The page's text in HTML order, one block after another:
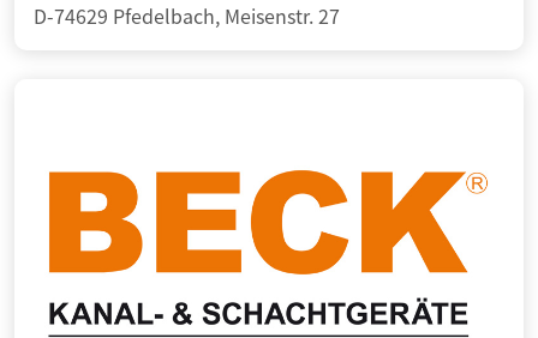
D-74629 Pfedelbach, Meisenstr. 27